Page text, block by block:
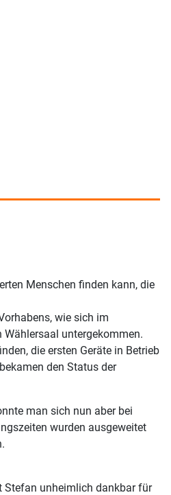
Menschen finden kann, die
wie sich im
untergekommen.
die ersten Geräte in Betrieb
den Status der
man sich nun aber bei
wurden ausgeweitet
Stefan unheimlich dankbar für